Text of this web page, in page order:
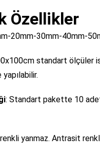
Özellikler
20mm-30mm-40mm-
standart ölçüler
: Standart pakette 10
yanmaz. Antrasit